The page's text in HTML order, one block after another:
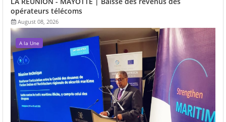
opérateurs télécoms
August 08, 2026
A la Une